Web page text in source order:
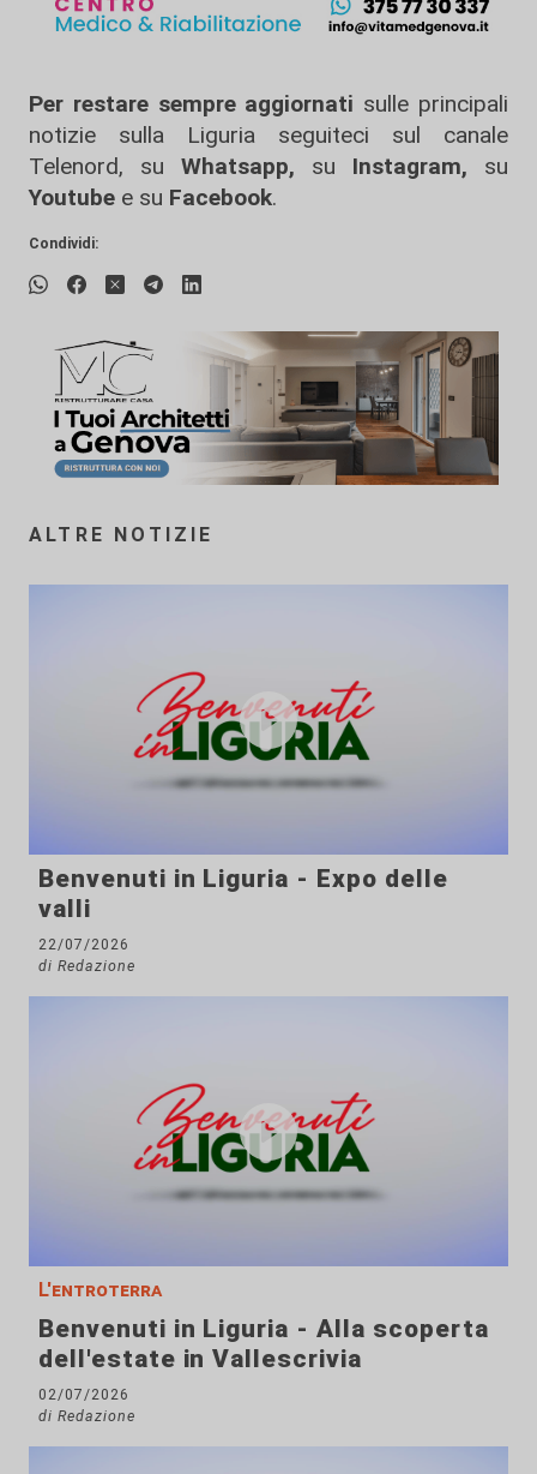
Per restare sempre aggiornati sulle principali
notizie sulla Liguria seguiteci sul canale
Telenord, su
Whatsapp, su Instagram, su
Youtube e su Facebook.
Condividi:
ALTRE NOTIZIE
Benvenuti in Liguria - Expo delle
valli
22/07/2026
di Redazione
L'entroterra
Benvenuti in Liguria - Alla scoperta
dell'estate in Vallescrivia
02/07/2026
di Redazione